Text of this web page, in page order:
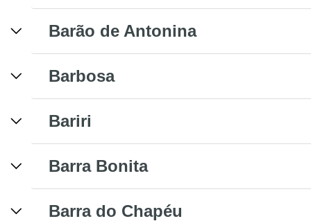
Barão de Antonina
Barbosa
Bariri
Barra Bonita
Barra do Chapéu